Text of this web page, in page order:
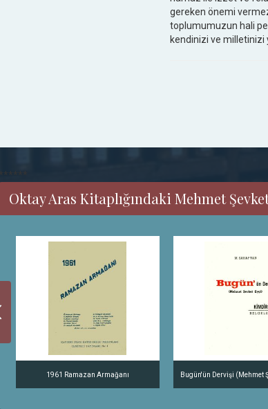
gereken önemi
toplumumuzun hali
kendinizi ve milletinizi
******
Oktay Aras Kitaplığındaki Mehmet
1961 Ramazan Armağanı